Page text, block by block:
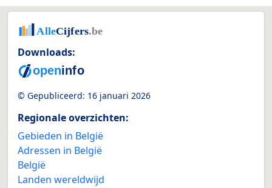
Downloads:
© Gepubliceerd: 16 januari 2026
Regionale overzichten:
Gebieden in België
Adressen in België
België
Landen wereldwijd